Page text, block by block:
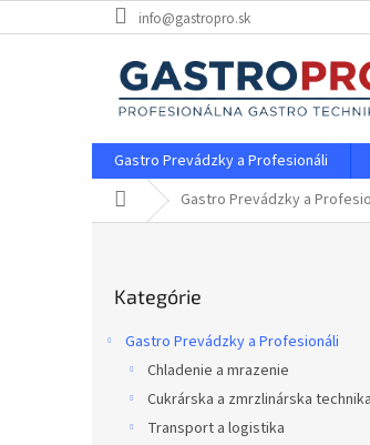
na
info@gastropro.sk
Gastro Prevádzky a Profesionáli
Domov Gastro Prevádzky a
kategórie
Kategórie
Gastro Prevádzky a Profesionáli
Chladenie a mrazenie
Cukrárska a zmrzlinárska technika
Transport a logistika